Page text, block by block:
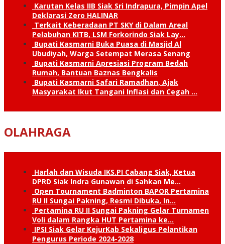
Karutan Kelas IIB Siak Sri Indrapura, Pimpin Apel
Deklarasi Zero HALINAR
Terkait Keberadaan PT SKY di Dalam Areal
Pelabuhan KITB, LSM Forkorindo Siak Lay…
Bupati Kasmarni Buka Puasa di Masjid Al
Ubudiyah, Warga Setempat Merasa Senang
Bupati Kasmarni Apresiasi Program Bedah
Rumah, Bantuan Baznas Bengkalis
Bupati Kasmarni Safari Ramadhan, Ajak
Masyarakat Ikut Tangani Inflasi dan Cegah …
OLAHRAGA
Harlah dan Wisuda IKS.PI Cabang Siak, Ketua
DPRD Siak Indra Gunawan di Sahkan Me…
Open Tournament Badminton BAPOR Pertamina
RU II Sungai Pakning, Resmi Dibuka, In…
Pertamina RU II Sungai Pakning Gelar Turnamen
Voli dalam Rangka HUT Pertamina ke…
IPSI Siak Gelar KejurKab Sekaligus Pelantikan
Pengurus Periode 2024-2028